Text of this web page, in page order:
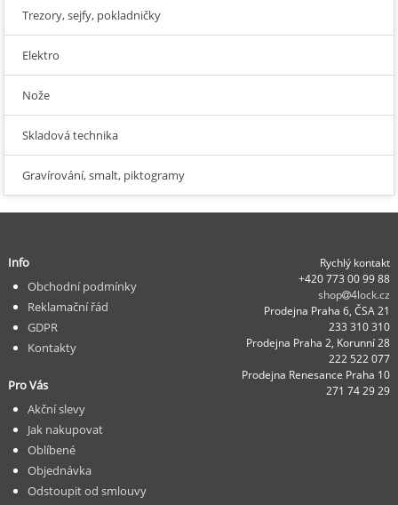
Trezory, sejfy, pokladničky
Elektro
Nože
Skladová technika
Gravírování, smalt, piktogramy
Rychlý kontakt
+420 773 00 99 88
shop
4lock.cz
Prodejna Praha 6, ČSA 21
233 310 310
Prodejna Praha 2, Korunní 28
222 522 077
Prodejna Renesance Praha 10
271 74 29 29
Info
Obchodní podmínky
Reklamační řád
GDPR
Kontakty
Pro Vás
Akční slevy
Jak nakupovat
Oblíbené
Objednávka
Odstoupit od smlouvy